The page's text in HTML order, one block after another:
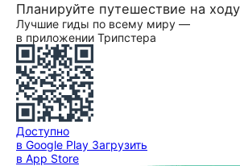
Планируйте путешествие на ходу
Лучшие гиды по всему миру —
в приложении Трипстера
Доступно
в Google Play Загрузить
в App Store